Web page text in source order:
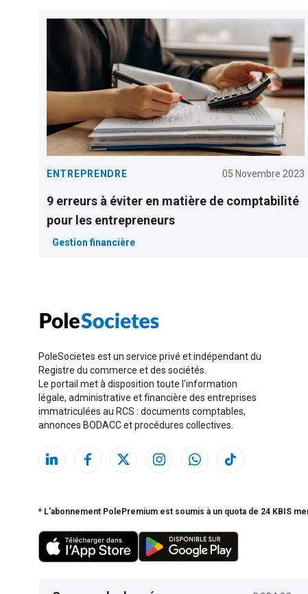
ENTREPRENDRE 05 Novembre 2023
9 erreurs à éviter en matière de comptabilité
pour les entrepreneurs
Gestion financière
PoleSocietes est un service privé et indépendant du
Registre du commerce et des sociétés.
Le portail met à disposition toute l'information
légale, administrative et financière des entreprises
immatriculées au RCS : documents comptables,
annonces BODACC et procédures collectives.
* L'abonnement PolePremium est soumis à un quota de 24 KBIS